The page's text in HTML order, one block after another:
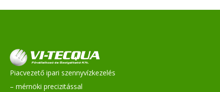
Piacvezető ipari szennyvízkezelés
– mérnöki precizitással